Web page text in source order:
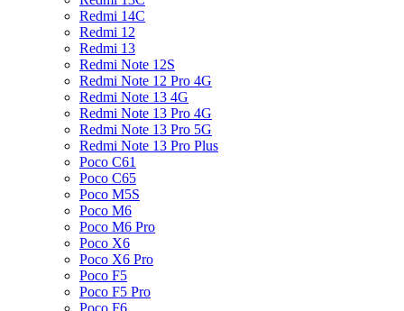
Redmi 14C
Redmi 12
Redmi 13
Redmi Note 12S
Redmi Note 12 Pro 4G
Redmi Note 13 4G
Redmi Note 13 Pro 4G
Redmi Note 13 Pro 5G
Redmi Note 13 Pro Plus
Poco C61
Poco C65
Poco M5S
Poco M6
Poco M6 Pro
Poco X6
Poco X6 Pro
Poco F5
Poco F5 Pro
Poco F6